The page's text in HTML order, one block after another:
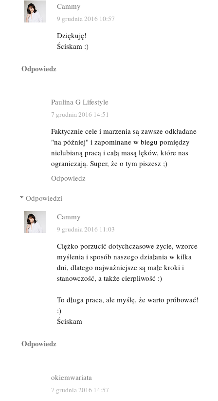
Cammy
9 grudnia 2016 10:57
Dziękuję!
Ściskam :)
Odpowiedz
Paulina G Lifestyle
7 grudnia 2016 14:51
Faktycznie cele i marzenia są zawsze odkładane
"na później" i zapominane w biegu pomiędzy
nielubianą pracą i całą masą lęków, które nas
ograniczają. Super, że o tym piszesz ;)
Odpowiedz
Odpowiedzi
Cammy
9 grudnia 2016 11:03
Ciężko porzucić dotychczasowe życie, wzorce
myślenia i sposób naszego działania w kilka
dni, dlatego najważniejsze są małe kroki i
stanowczość, a także cierpliwość :)
To długa praca, ale myślę, że warto próbować!
:)
Ściskam
Odpowiedz
okiemwariata
7 grudnia 2016 14:57